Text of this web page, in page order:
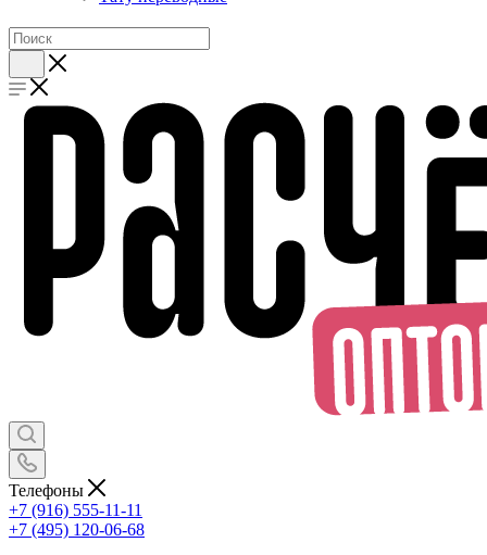
Телефоны
+7 (916) 555-11-11
+7 (495) 120-06-68